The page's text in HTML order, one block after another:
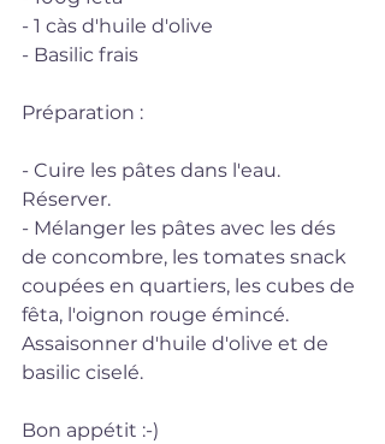
- 1 càs d'huile d'olive
- Basilic frais
Préparation :
- Cuire les pâtes dans l'eau.
Réserver.
- Mélanger les pâtes avec les dés
de concombre, les tomates snack
coupées en quartiers, les cubes de
fêta, l'oignon rouge émincé.
Assaisonner d'huile d'olive et de
basilic ciselé.
Bon appétit :-)